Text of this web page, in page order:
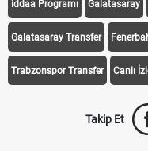
iddaa Programı Galatasaray
Galatasaray Transfer
Trabzonspor Transfer Canlı
Takip Et